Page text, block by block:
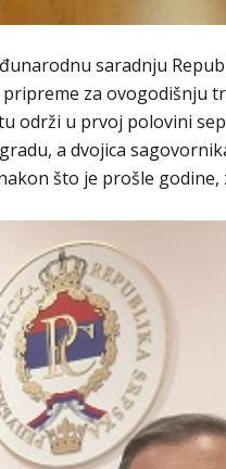
saradnju
za ovogodišnju
održi u prvoj polovini
a dvojica
što je prošle